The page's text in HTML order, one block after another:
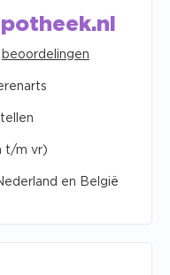
beoordelingen
t/m vr)
en België